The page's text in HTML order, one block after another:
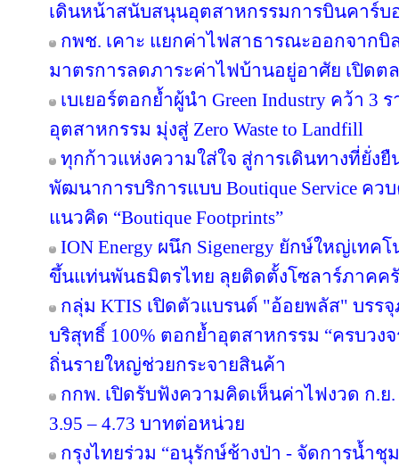
เดินหน้าสนับสนุนอุตสาหกรรมการบินคาร์บ
กพช. เคาะ แยกค่าไฟสาธารณะออกจาก
มาตรการลดภาระค่าไฟบ้านอยู่อาศัย เปิดต
เบเยอร์ตอกย้ำผู้นำ Green Industry คว้า 3
อุตสาหกรรม มุ่งสู่ Zero Waste to Landfill
ทุกก้าวแห่งความใส่ใจ สู่การเดินทางที่ยั่ง
พัฒนาการบริการแบบ Boutique Service ค
แนวคิด “Boutique Footprints”
ION Energy ผนึก Sigenergy ยักษ์ใหญ่เท
ขึ้นแท่นพันธมิตรไทย ลุยติดตั้งโซลาร์ภาคครั
กลุ่ม KTIS เปิดตัวแบรนด์ "อ้อยพลัส" บร
บริสุทธิ์ 100% ตอกย้ำอุตสาหกรรม “ครบวง
ถิ่นรายใหญ่ช่วยกระจายสินค้า
กกพ. เปิดรับฟังความคิดเห็นค่าไฟงวด ก.ย.
3.95 – 4.73 บาทต่อหน่วย
กรุงไทยร่วม “อนุรักษ์ช้างป่า - จัดการน้ำ